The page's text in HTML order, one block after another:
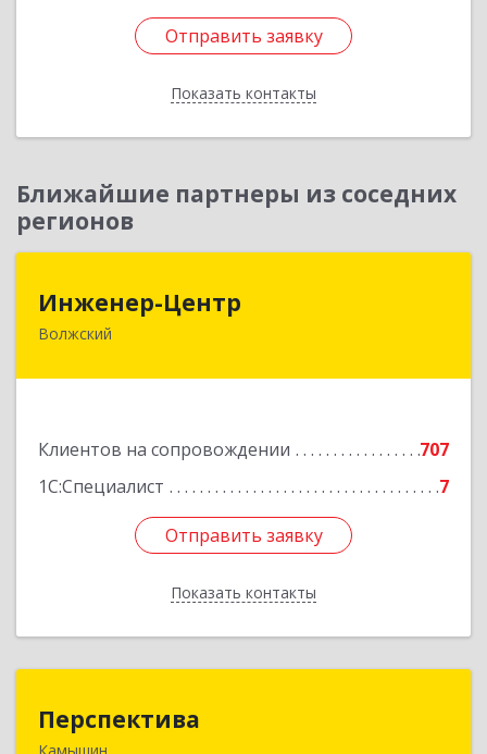
Отправить заявку
Показать контакты
Отправить заявку
Назад
Ближайшие партнеры из соседних
регионов
Инженер-Центр
Волжский
Клиентов на сопровождении
707
1С:Специалист
7
Отправить заявку
Показать контакты
404120, Волгоградская обл, Волжский г, им
Отправить заявку
Назад
Перспектива
Камышин